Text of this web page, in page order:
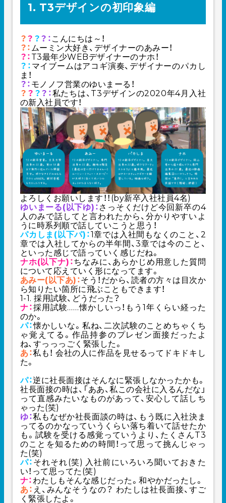
1. T3デザインの初印象編
？ ？ ？ ？： こんにちは～！
？： ムーミン大好き、デザイナーのあみー！
？： T3最年少WEBデザイナーのナホ！
？： マイブームはアコギ演奏、デザイナーのパカし
ま！
？： モノノフ営業のゆいまーる！
？ ？ ？ ？：私たちは、T3デザインの2020年4月入社
の新入社員です！
よろしくお願いします！！(by新卒入社社員4名)
ゆいまーる(以下ゆ)： さっそくだけど今回新卒の4
人のみで話してと言われたから、分かりやすいよ
うに時系列順で話していこうと思う！
パカしま(以下パ)：1章では入社間もなくのこと、2
章では入社してからの半年間、3章では今のこと、
といった感じで語っていく感じだね。
ナホ(以下ナ)：ちなみに、 あらかじめ用意した質問
について応えていく形になってます。
あみー(以下あ)：そう！だから、読者の方々は目次か
ら知りたい箇所に飛ぶこともできます！
1-1. 採用試験、どうだった？
ナ：採用試験……懐かしいっ！もう1年くらい経った
のか。
パ：懐かしいな。私ね、二次試験のことめちゃくち
ゃ覚えてる。作品持参のプレゼン面接だったよ
ね、すっっっごく緊張した。
あ：私も！ 会社の人に作品を見せるってドキドキし
た。
パ：逆に社長面接はそんなに緊張しなかったかも。
社長面接の時は、「ああ、私この会社に入るんだな」
って直感みたいなものがあって、安心して話しち
ゃった(笑)
ゆ：私もなぜか社長面談の時は、もう既に入社決ま
ってるのかなっていうくらい落ち着いて話せたか
も。試験を受ける感覚っていうより、たくさんT3
のことを知るための時間！って思って挑んじゃっ
た(笑)
パ： それそれ(笑) 入社前にいろいろ聞いておきた
い！って思ってた(笑)
ナ：わたしもそんな感じだった。和やかだったし。
あ： え、みんなそうなの？ わたしは社長面接、すご
く緊張したよ。